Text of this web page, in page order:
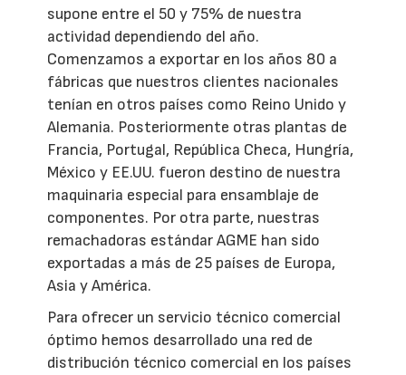
supone entre el 50 y 75% de nuestra
actividad dependiendo del año.
Comenzamos a exportar en los años 80 a
fábricas que nuestros clientes nacionales
tenían en otros países como Reino Unido y
Alemania. Posteriormente otras plantas de
Francia, Portugal, República Checa, Hungría,
México y EE.UU. fueron destino de nuestra
maquinaria especial para ensamblaje de
componentes. Por otra parte, nuestras
remachadoras estándar AGME han sido
exportadas a más de 25 países de Europa,
Asia y América.
Para ofrecer un servicio técnico comercial
óptimo hemos desarrollado una red de
distribución técnico comercial en los países